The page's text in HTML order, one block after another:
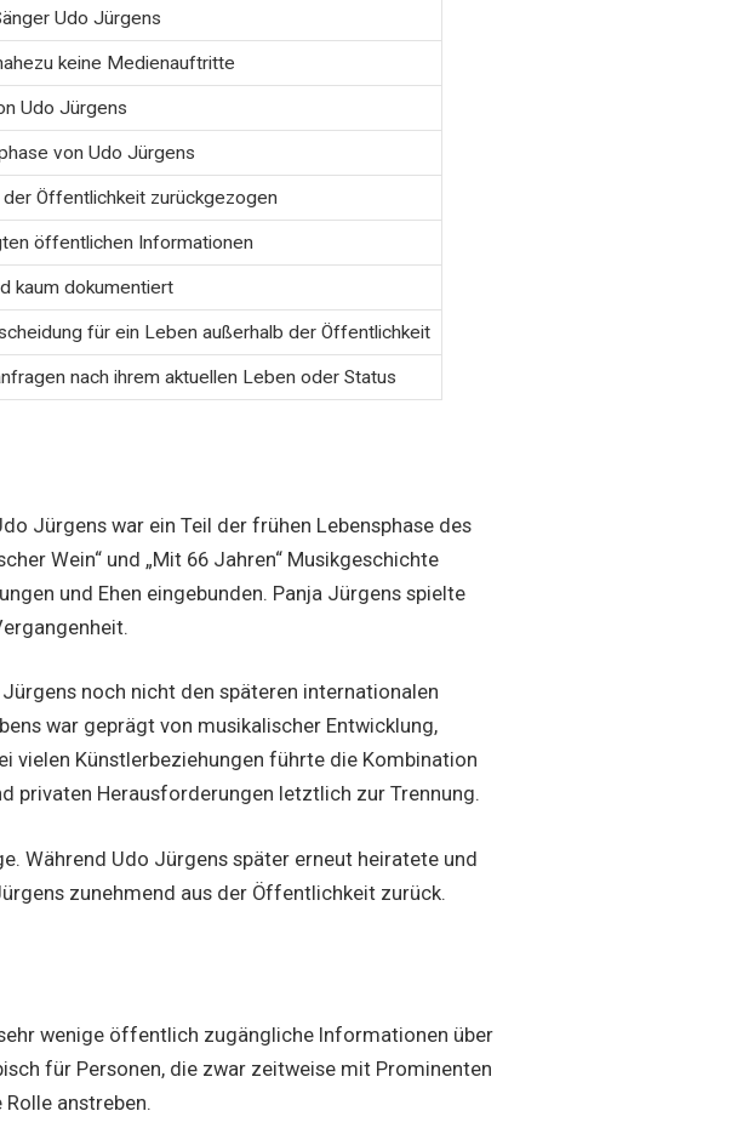
Udo Jürgens
keine Medienauftritte
Udo Jürgens
von Udo Jürgens
der Öffentlichkeit zurückgezogen
öffentlichen Informationen
kaum dokumentiert
für ein Leben außerhalb der Öffentlichkeit
nach ihrem aktuellen Leben oder Status
Jürgens war ein Teil der frühen Lebensphase des
Wein“ und „Mit 66 Jahren“ Musikgeschichte
und Ehen eingebunden. Panja Jürgens spielte
noch nicht den späteren internationalen
war geprägt von musikalischer Entwicklung,
vielen Künstlerbeziehungen führte die Kombination
privaten Herausforderungen letztlich zur Trennung.
Während Udo Jürgens später erneut heiratete und
zunehmend aus der Öffentlichkeit zurück.
wenige öffentlich zugängliche Informationen über
für Personen, die zwar zeitweise mit Prominenten
anstreben.